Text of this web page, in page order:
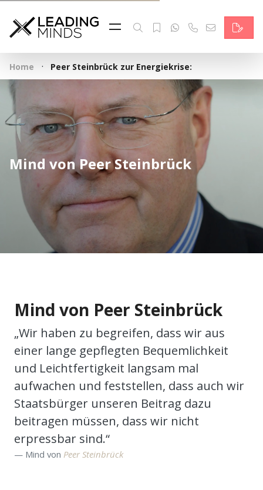
Feed & News
Reading Minds
Themen
Services
Wer wir sind
Kontakt
English
Home · Peer Steinbrück zur Energiekrise:
Mind von Peer Steinbrück
Mind von Peer Steinbrück
„Wir haben zu begreifen, dass wir aus
einer lange gepflegten Bequemlichkeit
und Leichtfertigkeit langsam mal
aufwachen und feststellen, dass auch wir
Staatsbürger unseren Beitrag dazu
beitragen müssen, dass wir nicht
erpressbar sind.“
Mind von Peer Steinbrück